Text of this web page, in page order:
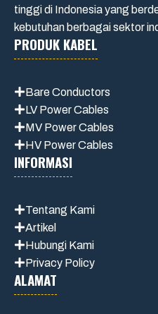
tinggi di Indonesia yang
kebutuhan berbagai sektor
PRODUK KABEL
Bare Conductors
LV Power Cables
MV Power Cables
HV Power Cables
INFORMASI
Tentang Kami
Artikel
Hubungi Kami
Privacy Policy
ALAMAT